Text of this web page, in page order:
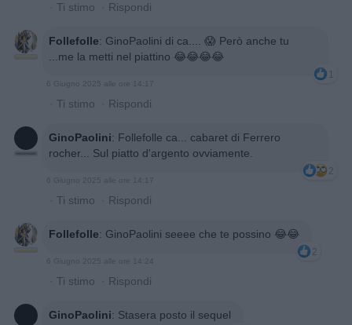
· Ti stimo · Rispondi
Follefolle: GinoPaolini di ca.... 😱 Però anche tu
...me la metti nel piattino 😂😂😂😂
1
6 Giugno 2025 alle ore 14:17
· Ti stimo · Rispondi
GinoPaolini: Follefolle ca... cabaret di Ferrero
rocher... Sul piatto d'argento ovviamente.
2
6 Giugno 2025 alle ore 14:17
· Ti stimo · Rispondi
Follefolle: GinoPaolini seeee che te possino 😂😂
2
6 Giugno 2025 alle ore 14:24
· Ti stimo · Rispondi
GinoPaolini: Stasera posto il sequel